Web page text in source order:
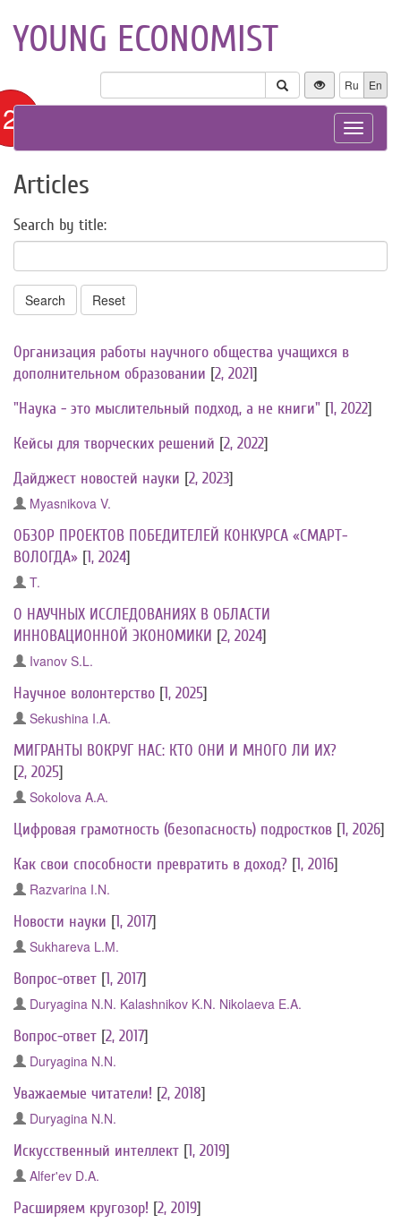
YOUNG ECONOMIST
Ru En
Toggle
Articles
Search by title:
Search Reset
Организация работы научного общества учащихся в
дополнительном образовании [2, 2021]
"Наука - это мыслительный подход, а не книги" [1, 2022]
Кейсы для творческих решений [2, 2022]
Дайджест новостей науки [2, 2023]
Myasnikova V.
ОБЗОР ПРОЕКТОВ ПОБЕДИТЕЛЕЙ КОНКУРСА «СМАРТ-
ВОЛОГДА» [1, 2024]
T.
О НАУЧНЫХ ИССЛЕДОВАНИЯХ В ОБЛАСТИ
ИННОВАЦИОННОЙ ЭКОНОМИКИ [2, 2024]
Ivanov S.L.
Научное волонтерство [1, 2025]
Sekushina I.A.
МИГРАНТЫ ВОКРУГ НАС: КТО ОНИ И МНОГО ЛИ ИХ?
[2, 2025]
Sokolova A.А.
Цифровая грамотность (безопасность) подростков [1, 2026]
Как свои способности превратить в доход? [1, 2016]
Razvarina I.N.
Новости науки [1, 2017]
Sukhareva L.M.
Вопрос-ответ [1, 2017]
Duryagina N.N. Kalashnikov K.N. Nikolaeva E.A.
Вопрос-ответ [2, 2017]
Duryagina N.N.
Уважаемые читатели! [2, 2018]
Duryagina N.N.
Искусственный интеллект [1, 2019]
Alfer'ev D.A.
Расширяем кругозор! [2, 2019]